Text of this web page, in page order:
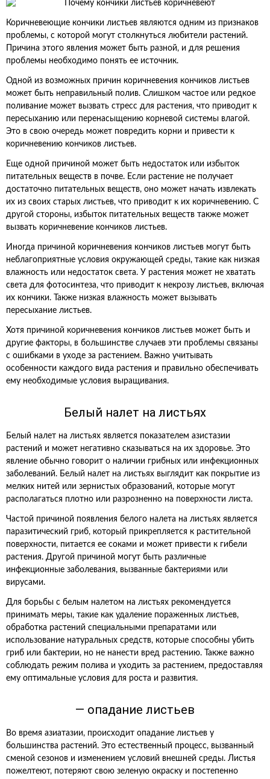
Коричневеющие кончики листьев являются одним из признаков
проблемы, с которой могут столкнуться любители растений.
Причина этого явления может быть разной, и для решения
проблемы необходимо понять ее источник.
Одной из возможных причин коричневения кончиков листьев
может быть неправильный полив. Слишком частое или редкое
поливание может вызвать стресс для растения, что приводит к
пересыханию или перенасыщению корневой системы влагой.
Это в свою очередь может повредить корни и привести к
коричневению кончиков листьев.
Еще одной причиной может быть недостаток или избыток
питательных веществ в почве. Если растение не получает
достаточно питательных веществ, оно может начать извлекать
их из своих старых листьев, что приводит к их коричневению. С
другой стороны, избыток питательных веществ также может
вызвать коричневение кончиков листьев.
Иногда причиной коричневения кончиков листьев могут быть
неблагоприятные условия окружающей среды, такие как низкая
влажность или недостаток света. У растения может не хватать
света для фотосинтеза, что приводит к некрозу листьев, включая
их кончики. Также низкая влажность может вызывать
пересыхание листьев.
Хотя причиной коричневения кончиков листьев может быть и
другие факторы, в большинстве случаев эти проблемы связаны
с ошибками в уходе за растением. Важно учитывать
особенности каждого вида растения и правильно обеспечивать
ему необходимые условия выращивания.
Белый налет на листьях
Белый налет на листьях является показателем азистазии
растений и может негативно сказываться на их здоровье. Это
явление обычно говорит о наличии грибных или инфекционных
заболеваний. Белый налет на листьях выглядит как покрытие из
мелких нитей или зернистых образований, которые могут
располагаться плотно или разрозненно на поверхности листа.
Частой причиной появления белого налета на листьях является
паразитический гриб, который прикрепляется к растительной
поверхности, питается ее соками и может привести к гибели
растения. Другой причиной могут быть различные
инфекционные заболевания, вызванные бактериями или
вирусами.
Для борьбы с белым налетом на листьях рекомендуется
принимать меры, такие как удаление пораженных листьев,
обработка растений специальными препаратами или
использование натуральных средств, которые способны убить
гриб или бактерии, но не нанести вред растению. Также важно
соблюдать режим полива и уходить за растением, предоставляя
ему оптимальные условия для роста и развития.
— опадание листьев
Во время азиатазии, происходит опадание листьев у
большинства растений. Это естественный процесс, вызванный
сменой сезонов и изменением условий внешней среды. Листья
пожелтеют, потеряют свою зеленую окраску и постепенно